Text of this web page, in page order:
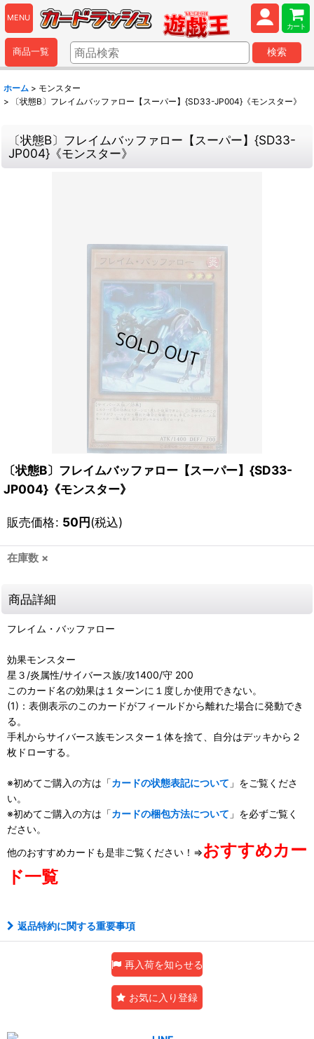
MENU
カート
商品一覧 検索
ホーム > モンスター
>
〔状態B〕フレイムバッファロー【スーパー】{SD33-JP004}《モンスター》
〔状態B〕フレイムバッファロー【スーパー】{SD33-
JP004}《モンスター》
〔状態B〕フレイムバッファロー【スーパー】{SD33-
JP004}《モンスター》
販売価格: 50円(税込)
在庫数 ×
商品詳細
フレイム・バッファロー
効果モンスター
星３/炎属性/サイバース族/攻1400/守 200
このカード名の効果は１ターンに１度しか使用できない。
(1)：表側表示のこのカードがフィールドから離れた場合に発動でき
る。
手札からサイバース族モンスター１体を捨て、自分はデッキから２
枚ドローする。
※初めてご購入の方は「カードの状態表記について 」をご覧くださ
い。
※初めてご購入の方は「カードの梱包方法について 」を必ずご覧く
ださい。
他のおすすめカードも是非ご覧ください！⇒おすすめカー
ド一覧
返品特約に関する重要事項
再入荷を知らせる
お気に入り登録